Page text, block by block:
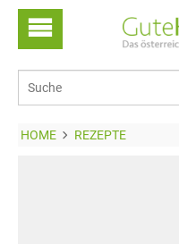
HOME REZEPTE